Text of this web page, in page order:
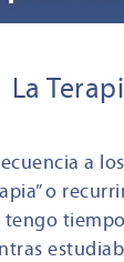
La
a
o
tengo